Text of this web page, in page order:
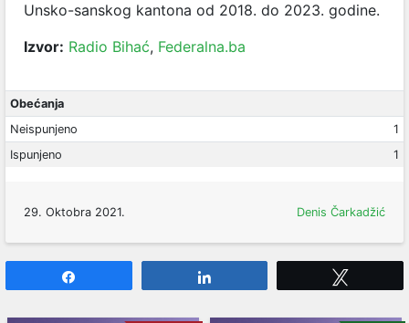
Unsko-sanskog kantona od 2018. do 2023. godine.
Izvor: Radio Bihać, Federalna.ba
Obećanja
Neispunjeno
1
Ispunjeno
1
29. Oktobra 2021. Denis Čarkadžić